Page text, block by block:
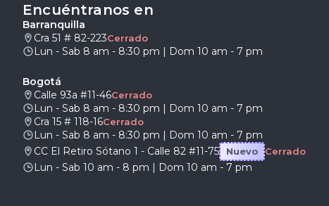
Encuéntranos en
Barranquilla
Cra 51 # 82-223Cerrado
Lun - Sab 8 am - 8:30 pm | Dom 10 am - 7 pm
Bogotá
Calle 93a #11-46Cerrado
Lun - Sab 8 am - 8:30 pm | Dom 10 am - 7 pm
Cra 15 # 118-16Cerrado
Lun - Sab 8 am - 8:30 pm | Dom 10 am - 7 pm
CC El Retiro Sótano 1 - Calle 82 #11-75
Nuevo Cerrado
Lun - Sab 10 am - 8 pm | Dom 10 am - 7 pm